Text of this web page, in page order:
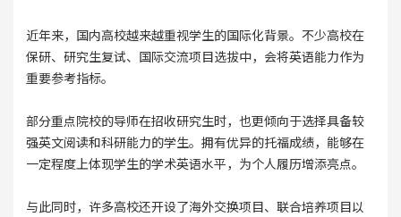
近年来，国内高校越来越重视学生的国际化背景。不少高校在
保研、研究生复试、国际交流项目选拔中，会将英语能力作为
重要参考指标。
部分重点院校的导师在招收研究生时，也更倾向于选择具备较
强英文阅读和科研能力的学生。拥有优异的托福成绩，能够在
一定程度上体现学生的学术英语水平，为个人履历增添亮点。
与此同时，许多高校还开设了海外交换项目、联合培养项目以